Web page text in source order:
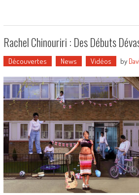
Rachel Chinouriri : Des Débuts
Découvertes News Vidéos by